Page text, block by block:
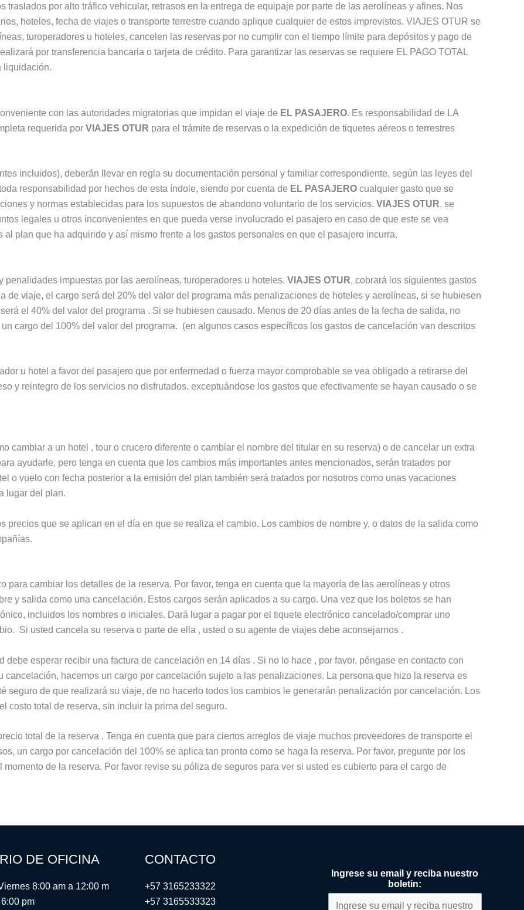
traslados por alto tráfico vehicular, retrasos en la entrega de equipaje por parte de las aerolíneas y afines. Nos
hoteles, fecha de viajes o transporte terrestre cuando aplique cualquier de estos imprevistos. VIAJES OTUR se
turoperadores u hoteles, cancelen las reservas por no cumplir con el tiempo límite para depósitos y pago de
por transferencia bancaria o tarjeta de crédito. Para garantizar las reservas se requiere EL PAGO TOTAL
liquidación.
con las autoridades migratorias que impidan el viaje de EL PASAJERO. Es responsabilidad de LA
requerida por VIAJES OTUR para el trámite de reservas o la expedición de tiquetes aéreos o terrestres
incluidos), deberán llevar en regla su documentación personal y familiar correspondiente, según las leyes del
responsabilidad por hechos de esta índole, siendo por cuenta de EL PASAJERO cualquier gasto que se
y normas establecidas para los supuestos de abandono voluntario de los servicios. VIAJES OTUR, se
legales u otros inconvenientes en que pueda verse involucrado el pasajero en caso de que este se vea
plan que ha adquirido y así mismo frente a los gastos personales en que el pasajero incurra.
penalidades impuestas por las aerolíneas, turoperadores u hoteles. VIAJES OTUR, cobrará los siguientes gastos
de viaje, el cargo será del 20% del valor del programa más penalizaciones de hoteles y aerolíneas, si se hubiesen
el 40% del valor del programa . Si se hubiesen causado. Menos de 20 días antes de la fecha de salida, no
cargo del 100% del valor del programa. (en algunos casos específicos los gastos de cancelación van descritos
u hotel a favor del pasajero que por enfermedad o fuerza mayor comprobable se vea obligado a retirarse del
y reintegro de los servicios no disfrutados, exceptuándose los gastos que efectivamente se hayan causado o se
cambiar a un hotel , tour o crucero diferente o cambiar el nombre del titular en su reserva) o de cancelar un extra
ayudarle, pero tenga en cuenta que los cambios más importantes antes mencionados, serán tratados por
o vuelo con fecha posterior a la emisión del plan también será tratados por nosotros como unas vacaciones
lugar del plan.
precios que se aplican en el día en que se realiza el cambio. Los cambios de nombre y, o datos de la salida como
para cambiar los detalles de la reserva. Por favor, tenga en cuenta que la mayoría de las aerolíneas y otros
y salida como una cancelación. Estos cargos serán aplicados a su cargo. Una vez que los boletos se han
incluidos los nombres o iniciales. Dará lugar a pagar por el tiquete electrónico cancelado/comprar uno
Si usted cancela su reserva o parte de ella , usted o su agente de viajes debe aconsejarnos .
esperar recibir una factura de cancelación en 14 días . Si no lo hace , por favor, póngase en contacto con
cancelación, hacemos un cargo por cancelación sujeto a las penalizaciones. La persona que hizo la reserva es
seguro de que realizará su viaje, de no hacerlo todos los cambios le generarán penalización por cancelación. Los
costo total de reserva, sin incluir la prima del seguro.
total de la reserva . Tenga en cuenta que para ciertos arreglos de viaje muchos proveedores de transporte el
un cargo por cancelación del 100% se aplica tan pronto como se haga la reserva. Por favor, pregunte por los
de la reserva. Por favor revise su póliza de seguros para ver si usted es cubierto para el cargo de
DE OFICINA
8:00 am a 12:00 m
pm
CONTACTO
+57 3165233322
+57 3165533323
Ingrese su email y reciba nuestro
boletin: